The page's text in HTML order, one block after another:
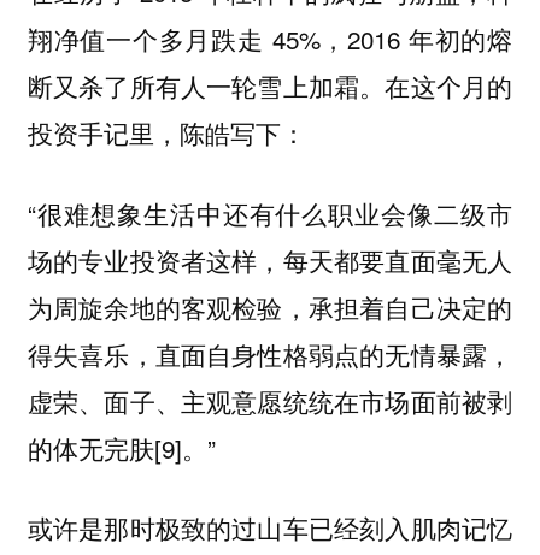
翔净值一个多月跌走 45%，2016 年初的熔
断又杀了所有人一轮雪上加霜。在这个月的
投资手记里，陈皓写下：
“很难想象生活中还有什么职业会像二级市
场的专业投资者这样，每天都要直面毫无人
为周旋余地的客观检验，承担着自己决定的
得失喜乐，直面自身性格弱点的无情暴露，
虚荣、面子、主观意愿统统在市场面前被剥
的体无完肤[9]。”
或许是那时极致的过山车已经刻入肌肉记忆